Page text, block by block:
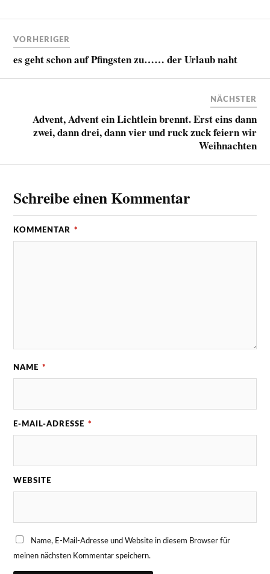
VORHERIGER
es geht schon auf Pfingsten zu…… der Urlaub naht
NÄCHSTER
Advent, Advent ein Lichtlein brennt. Erst eins dann
zwei, dann drei, dann vier und ruck zuck feiern wir
Weihnachten
Schreibe einen Kommentar
KOMMENTAR *
NAME *
E-MAIL-ADRESSE *
WEBSITE
Name, E-Mail-Adresse und Website in diesem Browser für
meinen nächsten Kommentar speichern.